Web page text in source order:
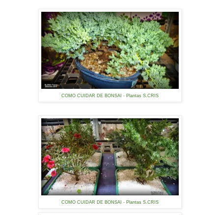
COMO CUIDAR DE BONSAI - Plantas S.CRIS
COMO CUIDAR DE BONSAI - Plantas S.CRIS